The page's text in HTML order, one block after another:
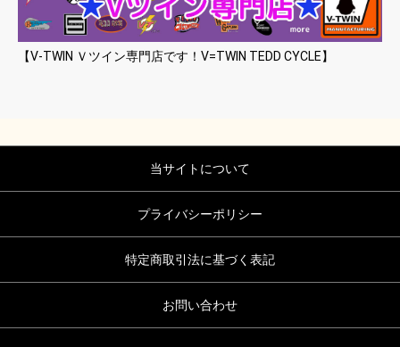
【V-TWIN Ｖツイン専門店です！V=TWIN TEDD CYCLE】
当サイトについて
プライバシーポリシー
特定商取引法に基づく表記
お問い合わせ